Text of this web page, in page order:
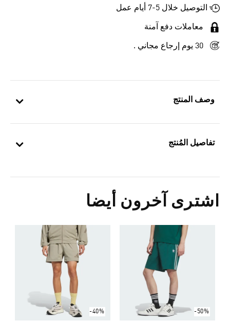
وصف المنتج
تفاصيل المُنتج
اشترى آخرون أيضا
-50%
-40%
Price Reduced From
التوصيل خلال 5-7 أيام عمل
معاملات دفع آمنة